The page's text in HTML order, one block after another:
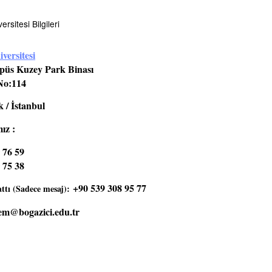
Bilgileri
Kuzey Park Binası
/ İstanbul
:
59
38
(Sadece mesaj): +90 539 308 95 77